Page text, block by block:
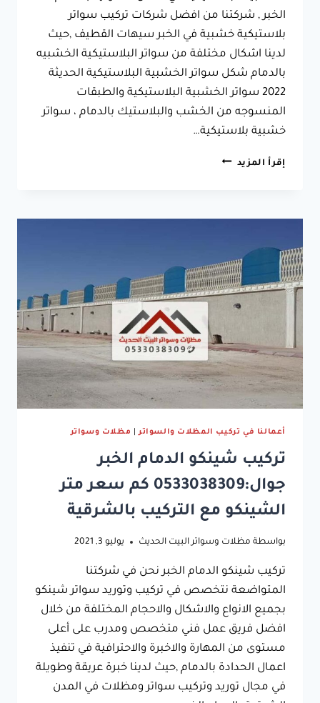
الخبر , شركتنا من افضل شركات تركيب سواتر
بلاستيكية خشبية في الخبر سيهات القطيف ,حيث
لدينا اشكال مختلفة من سواتر البلاستيكية الخشبيه
بالدمام شكل سواتر الخشبية البلاستيكية الحديثة
2022 سواتر الخشبية البلاستيكية والطبقات
المنسوجه من الخشب والبلاستيك بالدمام ، سواتر
خشبية بلاستيكية…
إقرأ المزيد سواتر
سيهات
سواتر
خشب
بلاستيك
بالدمام
أعمالنا في تركيب المظلات والسواتر| مظلات وسواتر
تركيب شينكو الدمام الخبر
جوال:0533038309 كم سعر متر
الشينكو مع التركيب بالشرقية
بواسطة مظلات وسواتر البيت الحديث يوليو 3, 2021
تركيب شينكو الدمام الخبر نحن في شركتنا
المتواضعة نتخصص في تركيب وتوريد سواتر شينكو
بجميع الانواع والاشكال والاحجام المختلفة من خلال
افضل فريق عمل فني متخصص ومدرب على أعلى
مستوى من المهارة والاخبرة والاحترافية في تنفيذ
اعمال الحدادة بالدمام ,حيث لدينا خبرة عريقة وطويلة
في مجال توريد وتركيب سواتر ومظلات في المدن